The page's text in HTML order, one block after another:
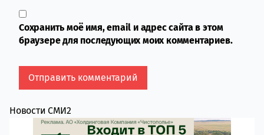
Сохранить моё имя, email и адрес сайта в этом
браузере для последующих моих комментариев.
Новости СМИ2